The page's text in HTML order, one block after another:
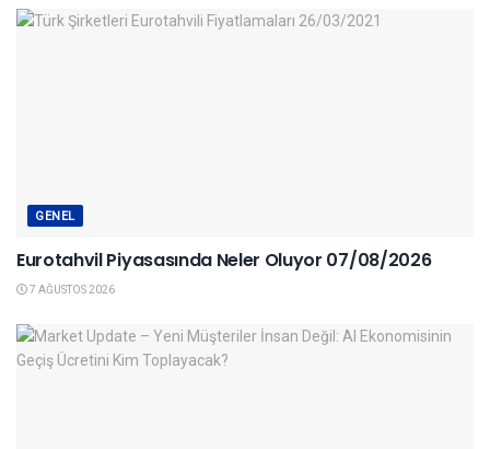
GENEL
Eurotahvil Piyasasında Neler Oluyor 07/08/2026
7 AĞUSTOS 2026